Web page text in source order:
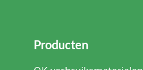
Producten